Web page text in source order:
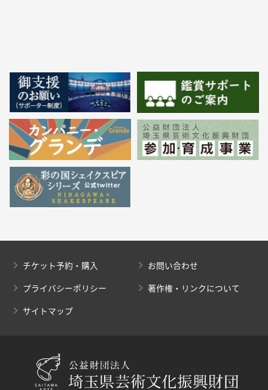
チケット予約・購入
お問い合わせ
プライバシーポリシー
著作権・リンクについて
サイトマップ